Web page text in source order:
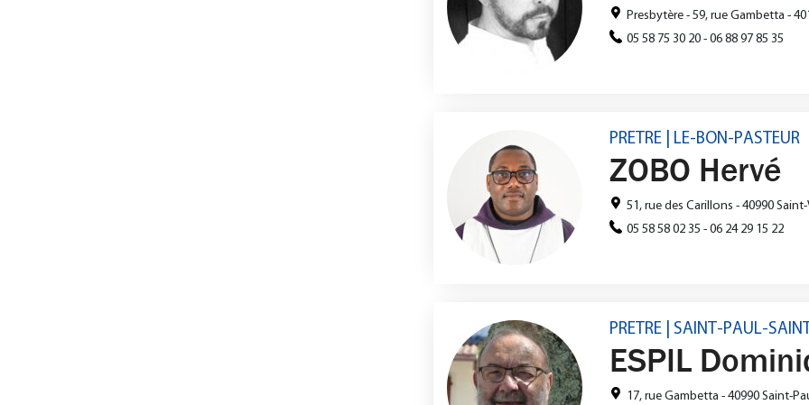
Presbytère - 59, rue Gambetta -
05 58 75 30 20 - 06 88 97 85 35
PRETRE | LE-BON-PASTEUR
ZOBO Hervé
51, rue des Carillons - 40990
05 58 58 02 35 - 06 24 29 15 22
PRETRE | SAINT-PAUL-
ESPIL
17, rue Gambetta - 40990 Saint-